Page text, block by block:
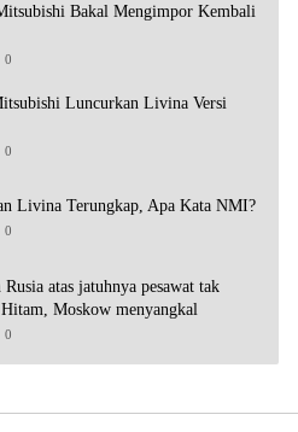
Bakal Mengimpor Kembali
0
Luncurkan Livina Versi
0
Livina Terungkap, Apa Kata NMI?
0
atas jatuhnya pesawat tak
Moskow menyangkal
0